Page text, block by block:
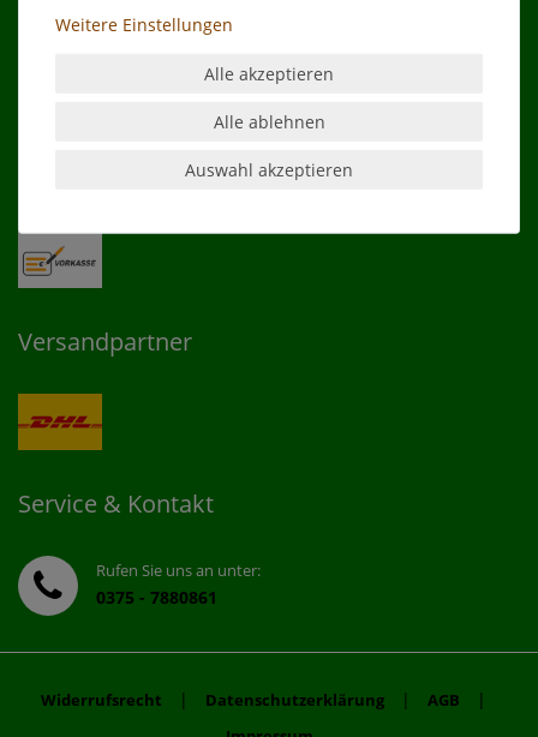
Kontakt
Versandpartner
Service & Kontakt
Rufen Sie uns an unter:
0375 - 7880861
Widerrufsrecht | Datenschutzerklärung | AGB |
Weitere Einstellungen
Alle akzeptieren
Alle ablehnen
Auswahl akzeptieren